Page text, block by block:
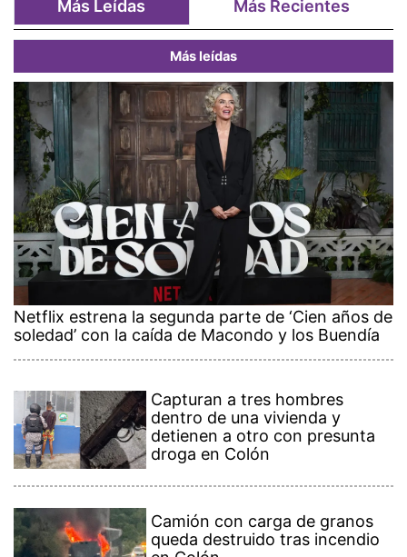
Más Leídas Más Recientes
Más leídas
Netflix estrena la segunda parte de ‘Cien años de
soledad’ con la caída de Macondo y los Buendía
Capturan a tres hombres
dentro de una vivienda y
detienen a otro con presunta
droga en Colón
Camión con carga de granos
queda destruido tras incendio